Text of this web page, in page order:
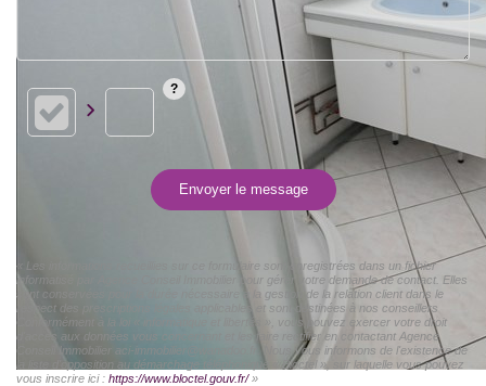
Envoyer le message
« Les informations recueillies sur ce formulaire sont enregistrées dans un fichier
informatisé par Agence Conseil Immobilier pour gérer votre demande de contact. Elles
sont conservées pour la durée nécessaire à la gestion de la relation client dans le
respect des prescriptions légales applicables et sont destinées à nos conseillers
Conformément à la loi « informatique et libertés », vous pouvez exercer votre droit
d'accès aux données vous concernant et les faire rectifier en contactant Agence
Conseil Immobilier aci-immobilier@wanadoo.fr. Nous vous informons de l'existence de
la liste d'opposition au démarchage téléphonique « Bloctel », sur laquelle vous pouvez
vous inscrire ici : https://www.bloctel.gouv.fr/»